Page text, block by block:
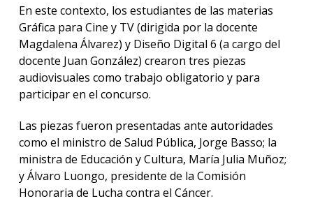
En este contexto, los estudiantes de las materias
Gráfica para Cine y TV (dirigida por la docente
Magdalena Álvarez) y Diseño Digital 6 (a cargo del
docente Juan González) crearon tres piezas
audiovisuales como trabajo obligatorio y para
participar en el concurso.
Las piezas fueron presentadas ante autoridades
como el ministro de Salud Pública, Jorge Basso; la
ministra de Educación y Cultura, María Julia Muñoz;
y Álvaro Luongo, presidente de la Comisión
Honoraria de Lucha contra el Cáncer.